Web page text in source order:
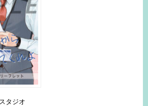
タジオ